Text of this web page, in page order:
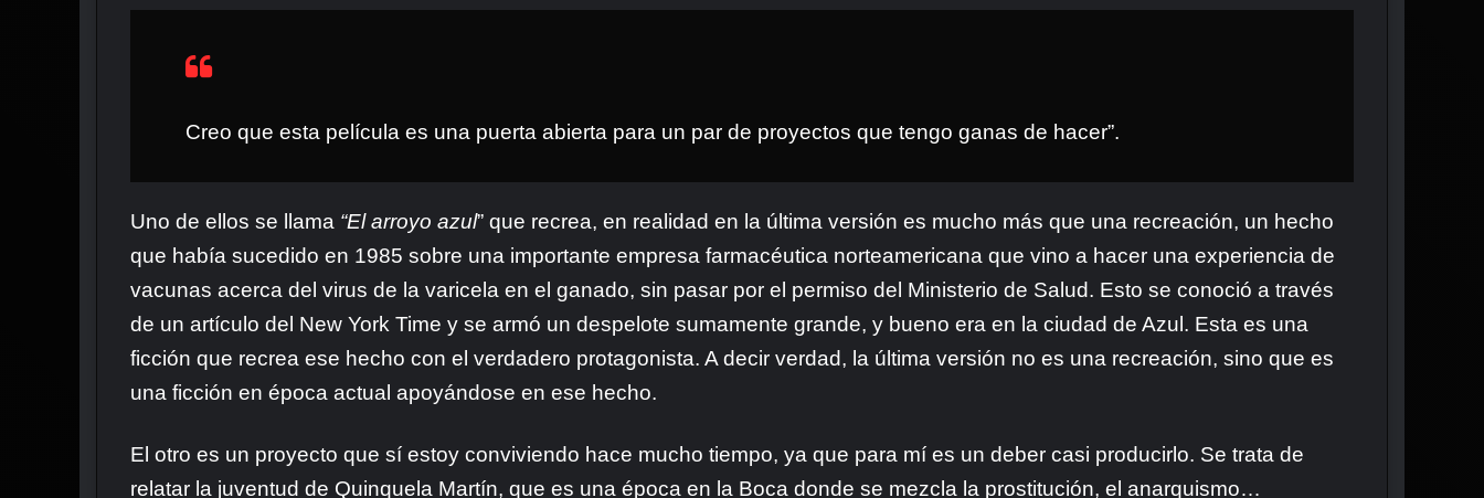
Creo que esta película es una puerta abierta para un par de proyectos que tengo ganas de hacer”.
Uno de ellos se llama “El arroyo azul” que recrea, en realidad en la última versión es mucho más que una recreación, un hecho
que había sucedido en 1985 sobre una importante empresa farmacéutica norteamericana que vino a hacer una experiencia de
vacunas acerca del virus de la varicela en el ganado, sin pasar por el permiso del Ministerio de Salud. Esto se conoció a través
de un artículo del New York Time y se armó un despelote sumamente grande, y bueno era en la ciudad de Azul. Esta es una
ficción que recrea ese hecho con el verdadero protagonista. A decir verdad, la última versión no es una recreación, sino que es
una ficción en época actual apoyándose en ese hecho.
El otro es un proyecto que sí estoy conviviendo hace mucho tiempo, ya que para mí es un deber casi producirlo. Se trata de
relatar la juventud de Quinquela Martín, que es una época en la Boca donde se mezcla la prostitución, el anarquismo…